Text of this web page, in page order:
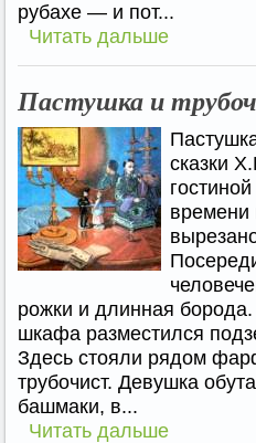
рубахе — и пот...
Читать дальше
Пастушка и
сказки
рожки и длинная
шкафа разместился
Здесь стояли рядом
трубочист. Девушка
башмаки, в...
Читать дальше